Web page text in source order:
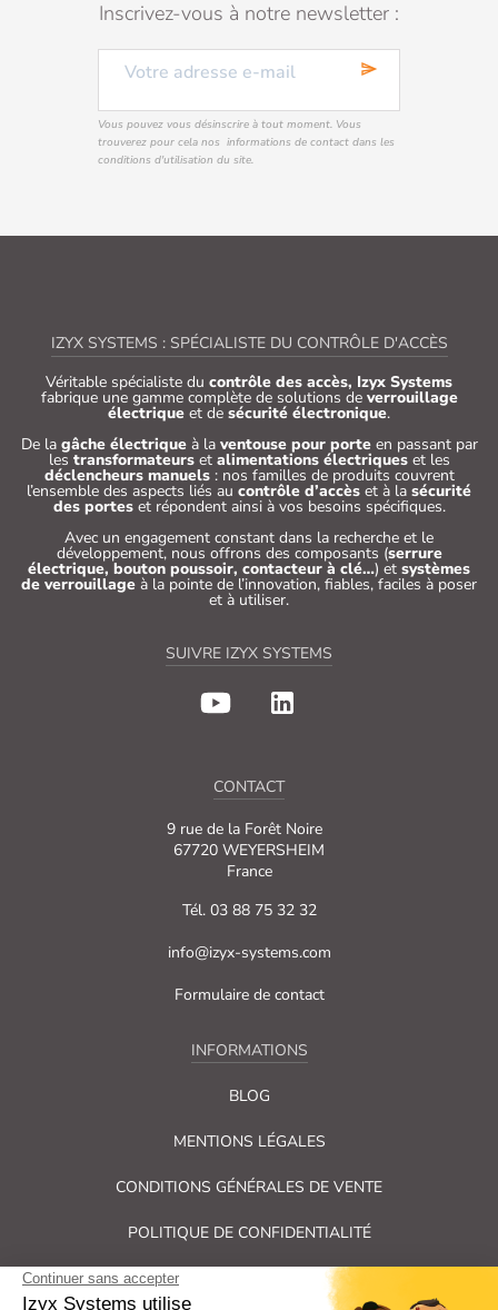
Inscrivez-vous à notre newsletter :
send
Vous pouvez vous désinscrire à tout moment. Vous
trouverez pour cela nos informations de contact dans les
conditions d'utilisation du site.
IZYX SYSTEMS : SPÉCIALISTE DU CONTRÔLE D'ACCÈS
Véritable spécialiste du contrôle des accès, Izyx Systems
fabrique une gamme complète de solutions de verrouillage
électrique et de sécurité électronique.
De la gâche électriqueà la ventouse pour porteen passant par
les transformateurset alimentations électriqueset les
déclencheurs manuels: nos familles de produits couvrent
l’ensemble des aspects liés au contrôle d’accès et à la sécurité
des porteset répondent ainsi à vos besoins spécifiques.
Avec un engagement constant dans la recherche et le
développement, nous offrons des composants (serrure
électrique, bouton poussoir, contacteur à clé…) et systèmes
de verrouillage à la pointe de l’innovation, fiables, faciles à poser
et à utiliser.
SUIVRE IZYX SYSTEMS
CONTACT
9 rue de la Forêt Noire
67720 WEYERSHEIM
France
Tél. 03 88 75 32 32
info@izyx-systems.com
Formulaire de contact
INFORMATIONS
BLOG
MENTIONS LÉGALES
CONDITIONS GÉNÉRALES DE VENTE
POLITIQUE DE CONFIDENTIALITÉ